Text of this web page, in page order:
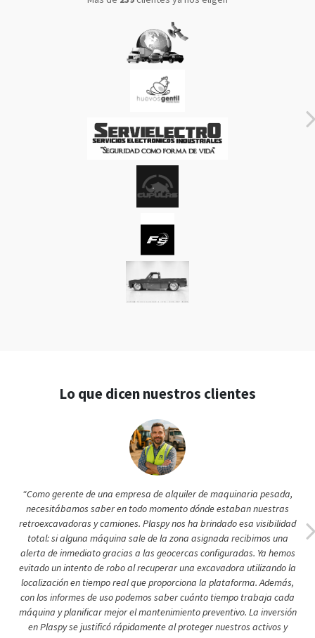
“Como gerente de una empresa de alquiler de maquinaria pesada,
necesitábamos saber en todo momento dónde estaban nuestras
retroexcavadoras y camiones. Plaspy nos ha brindado esa visibilidad
alerta de inmediato gracias a las geocercas configuradas. Ya hemos
evitado un intento de robo al recuperar una excavadora utilizando la
localización en tiempo real que proporciona la plataforma. Además,
con los informes de uso podemos saber cuánto tiempo trabaja cada
máquina y planificar mejor el mantenimiento preventivo. La inversión
en Plaspy se justificó rápidamente al proteger nuestros activos y
optimizar su uso.”
Fernando Díaz
Gerente (Alquiler de maquinaria pesada)